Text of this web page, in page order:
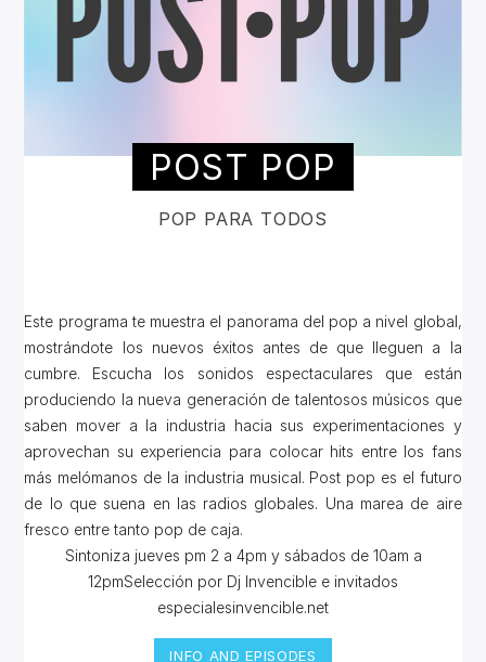
POST POP
POP PARA TODOS
Este programa te muestra el panorama del pop a nivel global,
mostrándote los nuevos éxitos antes de que lleguen a la
cumbre. Escucha los sonidos espectaculares que están
produciendo la nueva generación de talentosos músicos que
saben mover a la industria hacia sus experimentaciones y
aprovechan su experiencia para colocar hits entre los fans
más melómanos de la industria musical. Post pop es el futuro
de lo que suena en las radios globales. Una marea de aire
fresco entre tanto pop de caja.
Sintoniza jueves pm 2 a 4pm y sábados de 10am a
12pmSelección por Dj Invencible e invitados
especialesinvencible.net
INFO AND EPISODES